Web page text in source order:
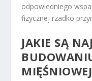
odpowiedniego
fizycznej rzadko
JAKIE SĄ